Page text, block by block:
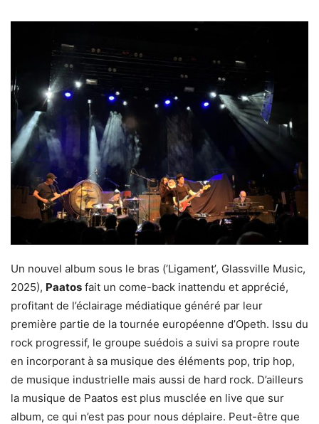
Un nouvel album sous le bras (‘Ligament’, Glassville Music,
2025), Paatos fait un come-back inattendu et apprécié,
profitant de l’éclairage médiatique généré par leur
première partie de la tournée européenne d’Opeth. Issu du
rock progressif, le groupe suédois a suivi sa propre route
en incorporant à sa musique des éléments pop, trip hop,
de musique industrielle mais aussi de hard rock. D’ailleurs
la musique de Paatos est plus musclée en live que sur
album, ce qui n’est pas pour nous déplaire. Peut-être que